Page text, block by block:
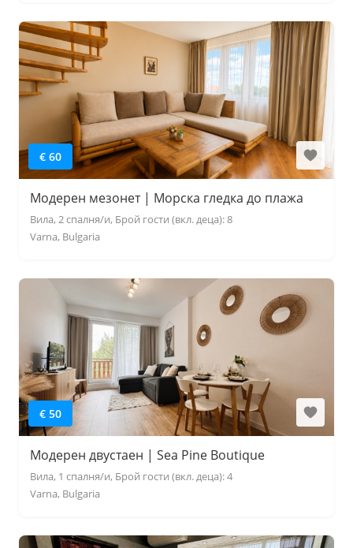
€ 60
Модерен мезонет | Морска гледка до плажа
Вила, 2 спалня/и, Брой гости (вкл. деца): 8
Varna, Bulgaria
€ 50
Модерен двустаен | Sea Pine Boutique
Вила, 1 спалня/и, Брой гости (вкл. деца): 4
Varna, Bulgaria